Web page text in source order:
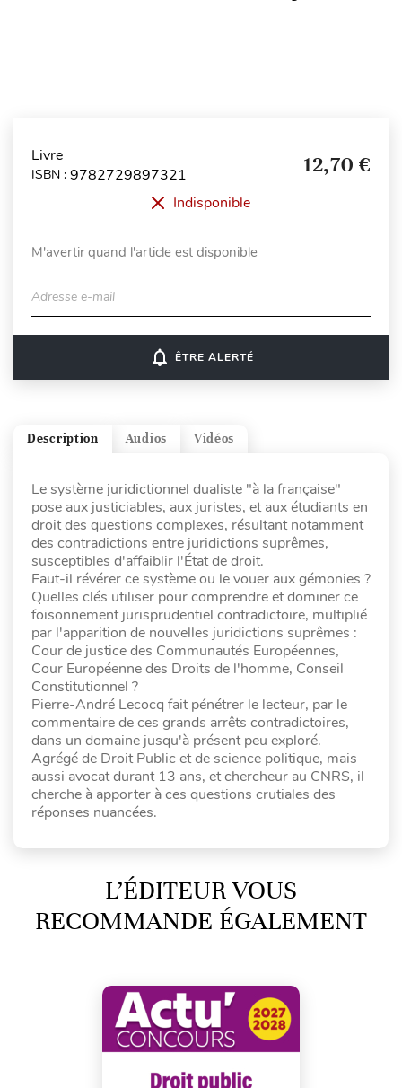
Livre
ISBN : 9782729897321 12,70 €
Indisponible
M'avertir quand l'article est disponible
Adresse e-mail
notifications_none ÊTRE ALERTÉ
Vidéos
Audios
Description
Le système juridictionnel dualiste "à la française"
pose aux justiciables, aux juristes, et aux étudiants en
droit des questions complexes, résultant notamment
des contradictions entre juridictions suprêmes,
susceptibles d'affaiblir l'État de droit.
Faut-il révérer ce système ou le vouer aux gémonies ?
Quelles clés utiliser pour comprendre et dominer ce
foisonnement jurisprudentiel contradictoire, multiplié
par l'apparition de nouvelles juridictions suprêmes :
Cour de justice des Communautés Européennes,
Cour Européenne des Droits de l'homme, Conseil
Constitutionnel ?
Pierre-André Lecocq fait pénétrer le lecteur, par le
commentaire de ces grands arrêts contradictoires,
dans un domaine jusqu'à présent peu exploré.
Agrégé de Droit Public et de science politique, mais
aussi avocat durant 13 ans, et chercheur au CNRS, il
cherche à apporter à ces questions crutiales des
réponses nuancées.
L’ÉDITEUR VOUS
RECOMMANDE ÉGALEMENT